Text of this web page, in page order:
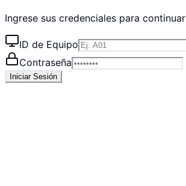
Ingrese sus credenciales para continuar
ID de Equipo
Contraseña
Iniciar Sesión